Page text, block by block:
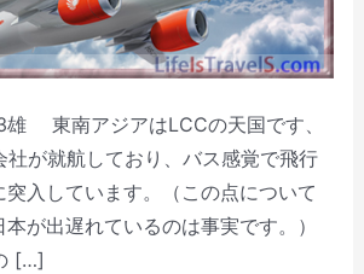
雄 東南アジアはLCCの天国です、
社が就航しており、バス感覚で飛行
入しています。（この点について
が出遅れているのは事実です。）
[…]